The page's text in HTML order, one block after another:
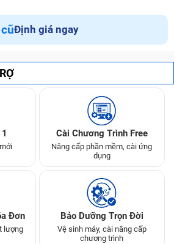
Định giá ngay
Cài Chương Trình Free
Nâng cấp phần mềm, cài ứng
dụng
Đơn
lượng
Bảo Dưỡng Trọn Đời
Vệ sinh máy, cài nâng cấp
chương trình